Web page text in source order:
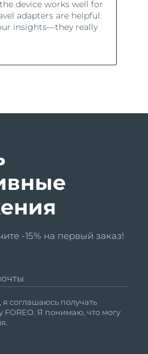
-15% на первый заказ!
соглашаюсь получать
FOREO. Я понимаю, что могу